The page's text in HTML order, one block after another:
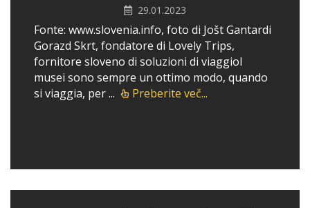
29.01.2023
Fonte: www.slovenia.info, foto di Jošt Gantardi
Gorazd Skrt, fondatore di Lovely Trips,
fornitore sloveno di soluzioni di viaggioI
musei sono sempre un ottimo modo, quando
si viaggia, per ...
Preberite več...